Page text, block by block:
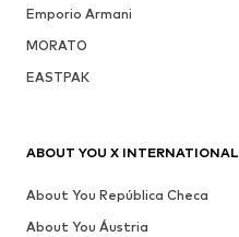
Emporio Armani
MORATO
EASTPAK
ABOUT YOU X INTERNATIONAL
About You República Checa
About You Áustria